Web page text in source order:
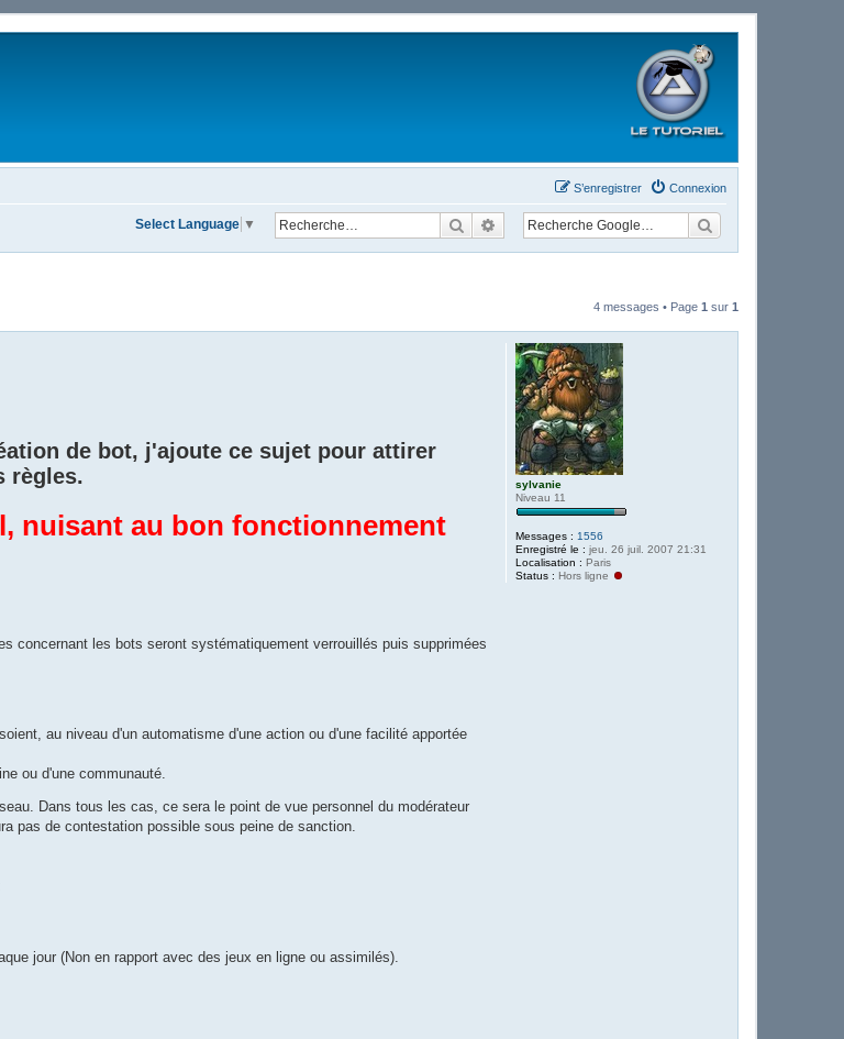
Connexion
S’enregistrer
RechercherRecherche avancée
Select Language ▼
4 messages • Page 1 sur 1
sylvanie
Niveau 11
Messages : 1556
Enregistré le : jeu. 26 juil. 2007 21:31
Localisation : Paris
Status : Hors ligne
de bot, j'ajoute ce sujet pour attirer
règles.
nuisant au bon fonctionnement
concernant les bots seront systématiquement verrouillés puis supprimées
au niveau d'un automatisme d'une action ou d'une facilité apportée
ou d'une communauté.
Dans tous les cas, ce sera le point de vue personnel du modérateur
pas de contestation possible sous peine de sanction.
jour (Non en rapport avec des jeux en ligne ou assimilés).